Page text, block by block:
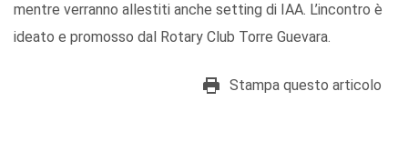
mentre verranno allestiti anche setting di IAA. L’incontro è
ideato e promosso dal Rotary Club Torre Guevara.
Stampa questo articolo